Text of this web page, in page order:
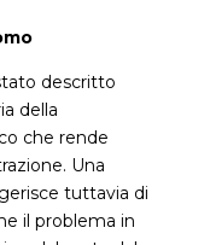
descritto
della
che rende
Una
tuttavia di
il problema in